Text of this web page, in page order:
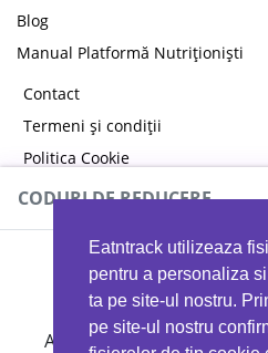
Eatntrack utilizeaza
pentru a personaliza
ta pe site-ul nostru.
pe site-ul nostru
Blog
Manual Platformă Nutriționiști
Contact
Termeni și condiții
Politica Cookie
Politica de confidențialitate
CODURI DE REDUCERE
Ai 40%reducere la orice